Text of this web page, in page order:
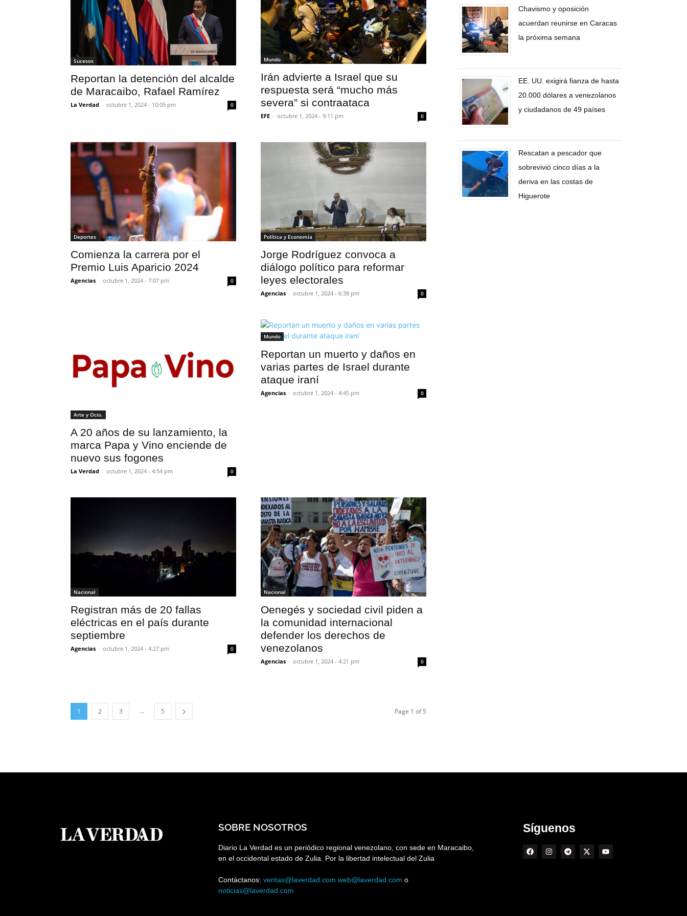
Sucesos
Reportan la detención del alcalde
de Maracaibo, Rafael Ramírez
La Verdad - octubre 1, 2024 - 10:05 pm 0
Mundo
Irán advierte a Israel que su
respuesta será “mucho más
severa” si contraataca
EFE - octubre 1, 2024 - 9:11 pm 0
Deportes
Comienza la carrera por el
Premio Luis Aparicio 2024
Agencias - octubre 1, 2024 - 7:07 pm 0
Política y Economía
Jorge Rodríguez convoca a
diálogo político para reformar
leyes electorales
Agencias - octubre 1, 2024 - 6:38 pm 0
Arte y Ocio.
A 20 años de su lanzamiento, la
marca Papa y Vino enciende de
nuevo sus fogones
La Verdad - octubre 1, 2024 - 4:54 pm 0
Mundo
Reportan un muerto y daños en
varias partes de Israel durante
ataque iraní
Agencias - octubre 1, 2024 - 4:45 pm 0
Nacional
Registran más de 20 fallas
eléctricas en el país durante
septiembre
Agencias - octubre 1, 2024 - 4:27 pm 0
Nacional
Oenegés y sociedad civil piden a
la comunidad internacional
defender los derechos de
venezolanos
Agencias - octubre 1, 2024 - 4:21 pm 0
1 2 3 ... 5 Page 1 of 5
Chavismo y oposición
acuerdan reunirse en Caracas
la próxima semana
EE. UU. exigirá fianza de hasta
20.000 dólares a venezolanos
y ciudadanos de 49 países
Rescatan a pescador que
sobrevivió cinco días a la
deriva en las costas de
Higuerote
SOBRE NOSOTROS
Diario La Verdad es un periódico regional venezolano, con sede en Maracaibo,
en el occidental estado de Zulia. Por la libertad intelectual del Zulia
Contáctanos: ventas@laverdad.com web@laverdad.com o
noticias@laverdad.com
Síguenos